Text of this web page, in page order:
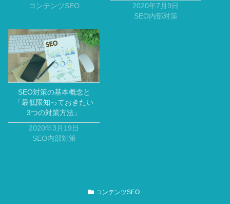
コンテンツSEO
2020年7月9日
SEO内部対策
SEO対策の基本概念と
「最低限知っておきたい
3つの対策方法」
2020年3月19日
SEO内部対策
コンテンツSEO